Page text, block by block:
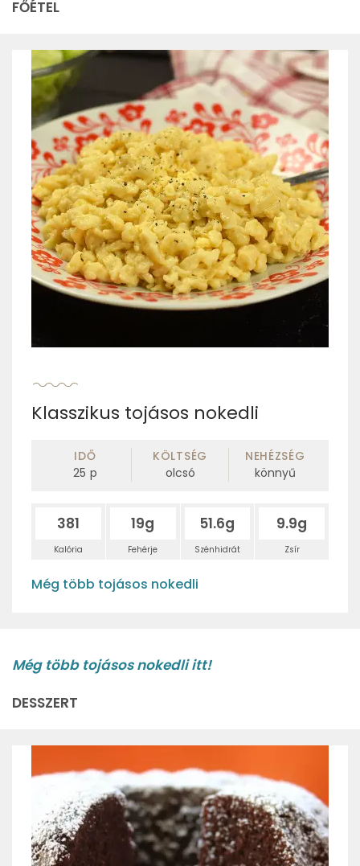
FŐÉTEL
Klasszikus tojásos nokedli
IDŐ
25 p
KÖLTSÉG
olcsó
NEHÉZSÉG
könnyű
381
Kalória
19g
Fehérje
51.6g
Szénhidrát
9.9g
Zsír
Még több tojásos nokedli
Még több tojásos nokedli itt!
DESSZERT